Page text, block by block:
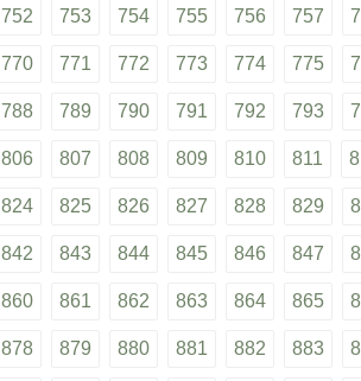
752 753 754 755 756 757
770 771 772 773 774 775
788 789 790 791 792 793
806 807 808 809 810 811
824 825 826 827 828 829
842 843 844 845 846 847
860 861 862 863 864 865
878 879 880 881 882 883